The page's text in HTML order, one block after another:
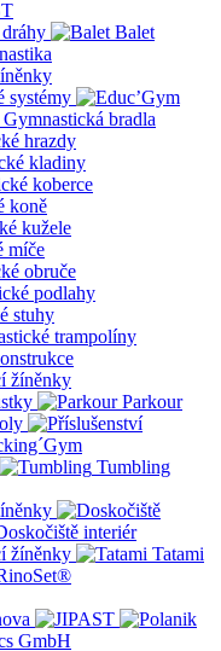
Balet
systémy
Gymnastická bradla
hrazdy
kladiny
koberce
koně
kužele
míče
obruče
podlahy
stuhy
trampolíny
žíněnky
Parkour
Tumbling
interiér
žíněnky
Tatami